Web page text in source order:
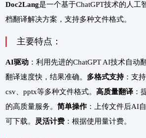
Doc2Lang是一个基于ChatGPT技术的人工
档翻译解决方案，支持多种文件格式。
主要特点：
AI驱动 ：利用先进的ChatGPT AI技术自动
翻译速度快，结果准确。 多格式支持：支
csv、pptx等多种文件格式。 高质量翻译 ：
的高质量服务。 简单操作 ：上传文件后AI
可下载。 灵活计费 ：根据使用量计费。